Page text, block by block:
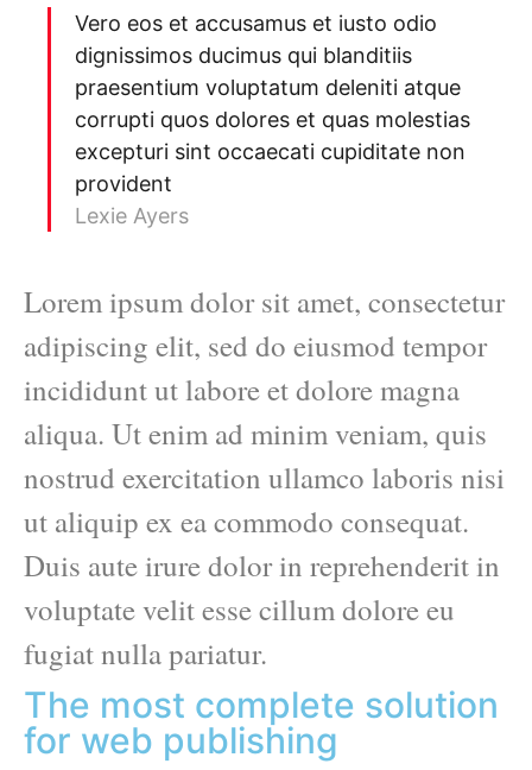
Vero eos et accusamus et iusto odio
dignissimos ducimus qui blanditiis
praesentium voluptatum deleniti atque
corrupti quos dolores et quas molestias
excepturi sint occaecati cupiditate non
provident
Lexie Ayers
Lorem ipsum dolor sit amet, consectetur
adipiscing elit, sed do eiusmod tempor
incididunt ut labore et dolore magna
aliqua. Ut enim ad minim veniam, quis
nostrud exercitation ullamco laboris nisi
ut aliquip ex ea commodo consequat.
Duis aute irure dolor in reprehenderit in
voluptate velit esse cillum dolore eu
fugiat nulla pariatur.
The most complete solution
for web publishing